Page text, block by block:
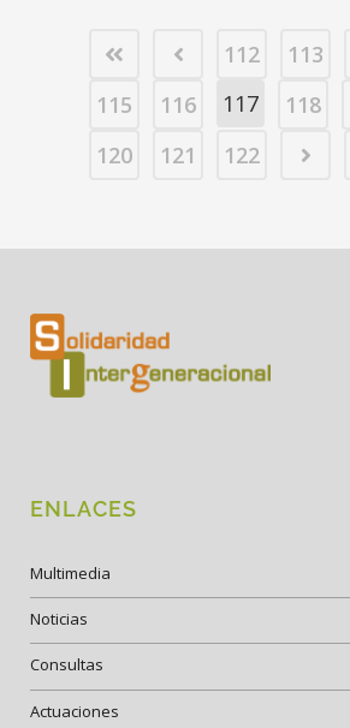
112 113
115
116 117 118
120
121 122
ENLACES
Multimedia
Noticias
Consultas
Actuaciones